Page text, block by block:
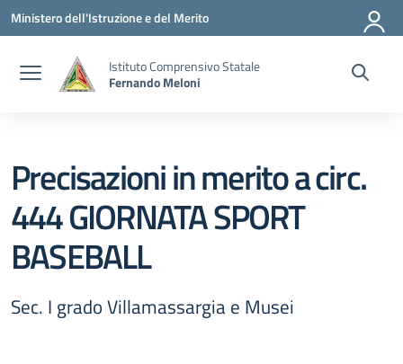
Vai ai contenuti
Vai al menu di navigazione
Vai al footer
Ministero dell'Istruzione e del Merito
Istituto Comprensivo Statale
Fernando Meloni
Precisazioni in merito a circ.
444 GIORNATA SPORT
BASEBALL
Sec. I grado Villamassargia e Musei